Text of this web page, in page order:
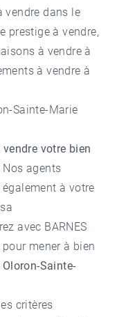
vendre dans le
prestige à vendre,
à vendre à
à vendre à
Sainte-Marie
vendre votre bien
Nos agents
à votre
avec BARNES
mener à bien
Sainte-
critères